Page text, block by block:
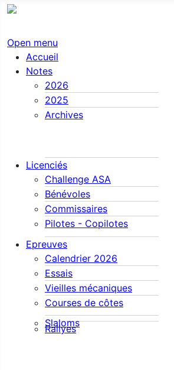
Open menu
Accueil
Notes
2026
2025
Archives
Licenciés
Challenge ASA
Bénévoles
Commissaires
Pilotes - Copilotes
Epreuves
Calendrier 2026
Essais
Vieilles mécaniques
Courses de côtes
Slaloms
Rallyes